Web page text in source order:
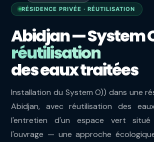
RÉSIDENCE PRIVÉE · RÉUTILISATION
Abidjan — System
réutilisation
des eaux traitées
Installation du System O)) dans une
Abidjan, avec réutilisation des
l'entretien d'un espace vert
l'ouvrage — une approche